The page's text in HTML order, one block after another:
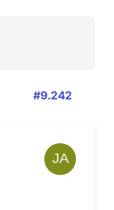
#9.242